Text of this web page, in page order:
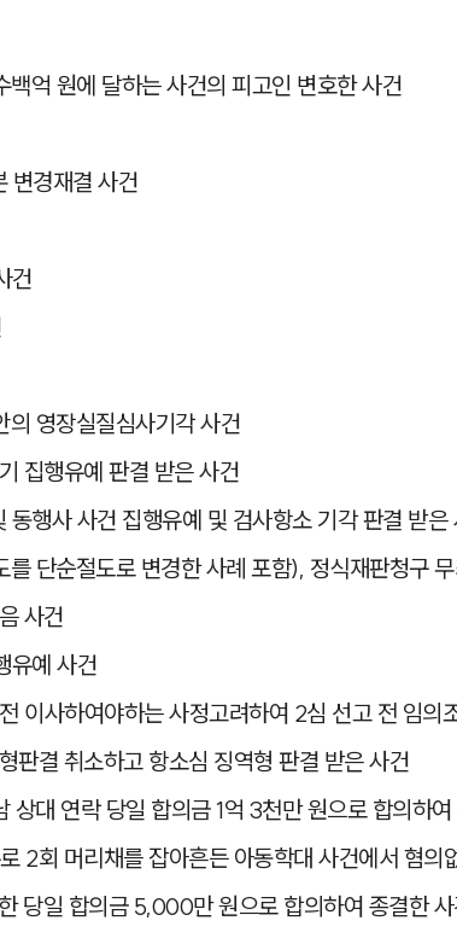
억 원에 달하는 사건의 피고인 변호한 사건
변경재결 사건
건
영장실질심사기각 사건
집행유예 판결 받은 사건
행사 사건 집행유예 및 검사항소 기각 판결 받은
단순절도로 변경한 사례 포함), 정식재판청구
사건
유예 사건
이사하여야하는 사정고려하여 2심 선고 전 임의
판결 취소하고 항소심 징역형 판결 받은 사건
대 연락 당일 합의금 1억 3천만 원으로 합의하
2회 머리채를 잡아흔든 아동학대 사건에서 혐의
당일 합의금 5,000만 원으로 합의하여 종결한